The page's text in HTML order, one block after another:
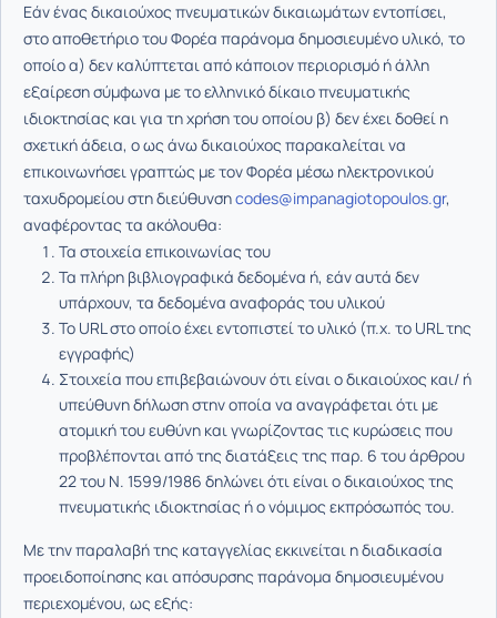
Εάν ένας δικαιούχος πνευματικών δικαιωμάτων εντοπίσει,
στο αποθετήριο του Φορέα παράνομα δημοσιευμένο υλικό, το
οποίο α) δεν καλύπτεται από κάποιον περιορισμό ή άλλη
εξαίρεση σύμφωνα με το ελληνικό δίκαιο πνευματικής
ιδιοκτησίας και για τη χρήση του οποίου β) δεν έχει δοθεί η
σχετική άδεια, ο ως άνω δικαιούχος παρακαλείται να
επικοινωνήσει γραπτώς με τον Φορέα μέσω ηλεκτρονικού
ταχυδρομείου στη διεύθυνσηcodes@impanagiotopoulos.gr,
αναφέροντας τα ακόλουθα:
Τα στοιχεία επικοινωνίας του
Τα πλήρη βιβλιογραφικά δεδομένα ή, εάν αυτά δεν
υπάρχουν, τα δεδομένα αναφοράς του υλικού
Το URL στο οποίο έχει εντοπιστεί το υλικό (π.χ. το URL της
εγγραφής)
Στοιχεία που επιβεβαιώνουν ότι είναι ο δικαιούχος και/ ή
υπεύθυνη δήλωση στην οποία να αναγράφεται ότι με
ατομική του ευθύνη και γνωρίζοντας τις κυρώσεις που
προβλέπονται από της διατάξεις της παρ. 6 του άρθρου
22 του Ν. 1599/1986 δηλώνει ότι είναι ο δικαιούχος της
πνευματικής ιδιοκτησίας ή ο νόμιμος εκπρόσωπός του.
Με την παραλαβή της καταγγελίας εκκινείται η διαδικασία
προειδοποίησης και απόσυρσης παράνομα δημοσιευμένου
περιεχομένου, ως εξής: